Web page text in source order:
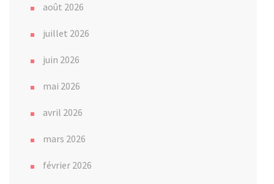
août 2026
juillet 2026
juin 2026
mai 2026
avril 2026
mars 2026
février 2026